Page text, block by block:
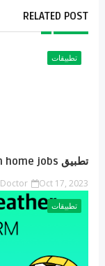
RELATED POST
تطبيقات
تطبيق Work From home jobs لإيجاد فرص العمل
Doctor Oct 17, 2023
تطبيقات